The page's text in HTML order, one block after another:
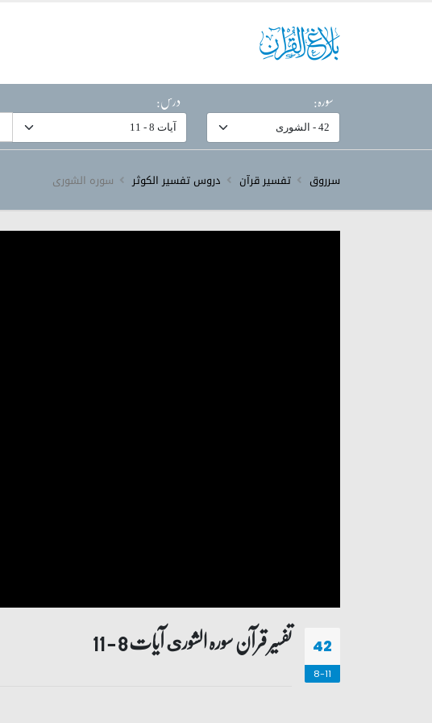
سورہ:
درس:
سرروق تفسیر قرآن دروس تفسیر الکوثر سورہ ‎الشورى
42
8-11
تفسیر قرآن سورہ ‎الشورى آیات 8 - 11